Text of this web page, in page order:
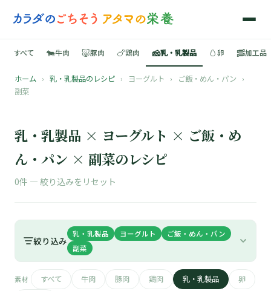
🍳
🐄
🍗
すべて 🐄牛肉 🐷豚肉 🍗鶏肉 🧀乳・乳製品 🥚卵 🥓加工品
ホーム › 乳・乳製品のレシピ › ヨーグルト › ご飯・めん・パン
›
副菜
乳・乳製品 × ヨーグルト × ご飯・め
ん・パン × 副菜のレシピ
0件 — 絞り込みをリセット
絞り込み
乳・乳製品 ヨーグルト
ご飯・めん・パン
副菜
素材 すべて 牛肉 豚肉 鶏肉 乳・乳製品
卵